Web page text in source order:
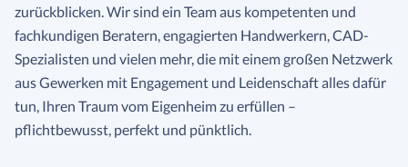
zurückblicken. Wir sind ein Team aus kompetenten und
fachkundigen Beratern, engagierten Handwerkern, CAD-
Spezialisten und vielen mehr, die mit einem großen Netzwerk
aus Gewerken mit Engagement und Leidenschaft alles dafür
tun, Ihren Traum vom Eigenheim zu erfüllen –
pflichtbewusst, perfekt und pünktlich.